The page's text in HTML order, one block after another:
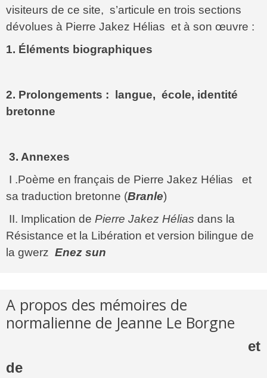
visiteurs de ce site, s’articule en trois sections
dévolues à Pierre Jakez Hélias et à son œuvre :
1. Éléments biographiques
2. Prolongements : langue, école, identité
bretonne
3. Annexes
I .Poème en français de Pierre Jakez Hélias et
sa traduction bretonne (Branle)
II. Implication de Pierre Jakez Hélias dans la
Résistance et la Libération et version bilingue de
la gwerz Enez sun
A propos des mémoires de
normalienne de Jeanne Le Borgne
et
de